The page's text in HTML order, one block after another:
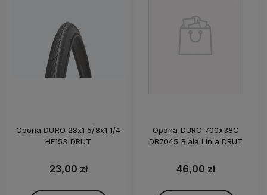
Opona DURO 28x1 5/8x1 1/4
HF153 DRUT
23,00 zł
Opona DURO 700x38C
DB7045 Biała Linia DRUT
46,00 zł